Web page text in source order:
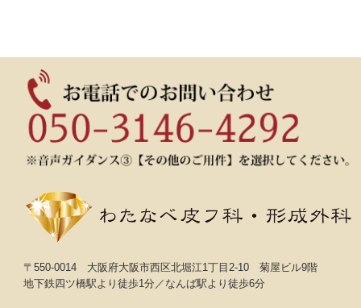
〒550-0014 大阪府大阪市西区北堀江1丁目2-10
菊屋ビル9階
地下鉄四ツ橋駅より 徒歩1分 ／ なんば駅より徒歩6分